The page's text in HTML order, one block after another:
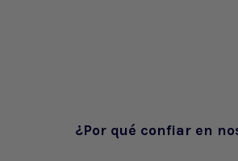
¿Por qué confiar en